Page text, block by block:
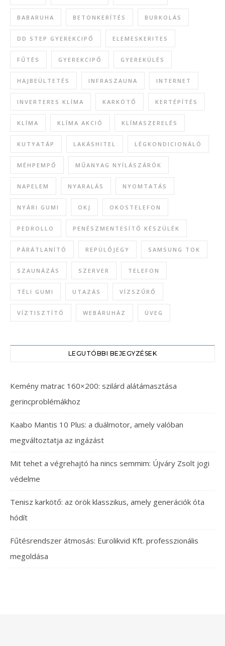
BABARUHA BETONKERÍTÉS BURKOLÁS
DD STEP GYEREKCIPŐ ELEMESKERITES
FŰTÉS GYEREKCIPŐ GYEREKÜLÉS
HAJBEÜLTETÉS INFRASZAUNA INTERNET
INVERTERES KLÍMA KARKÖTŐ KERTÉPÍTÉS
KLÍMA KLÍMA AKCIÓ KLÍMASZERELÉS
KUTYATÁP LAKÁSHITEL LÉGKONDICIONÁLÓ
MÉHPEMPŐ MŰANYAG NYÍLÁSZÁRÓK
NAPELEM NYARALÁS NYOMTATÁS
NYÁRI GUMI OKJ OKOSTELEFON
PEDROLLO PENÉSZMENTESÍTŐ KÉSZÜLÉK
PÁRÁTLANÍTÓ REPÜLŐJEGY SAMSUNG TOK
SZAUNÁZÁS SZERVER TELEFON
TÉLI GUMI UTAZÁS VÍZSZŰRŐ
VÍZTISZTÍTÓ WEBÁRUHÁZ ÜVEG
LEGUTÓBBI BEJEGYZÉSEK
Kemény matrac 160×200: szilárd alátámasztása
gerincproblémákhoz
Kaabo Mantis 10 Plus: a duálmotor, amely valóban
megváltoztatja az ingázást
Mit tehet a végrehajtó ha nincs semmim: Újváry Zsolt jogi
védelme
Tenisz karkötő: az örök klasszikus, amely generációk óta
hódít
Fűtésrendszer átmosás: Eurolikvid Kft. professzionális
megoldása